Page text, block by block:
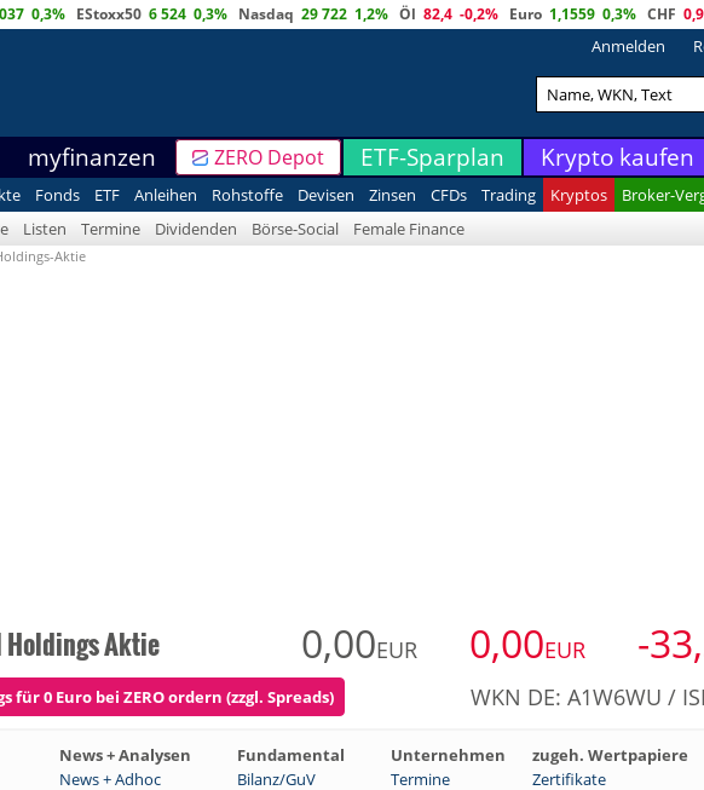
0,3% EStoxx50 6 524 0,3% Nasdaq 29 722 1,2% Öl 82,4 -0,2% Euro 1,1559 0,3% CHF
Anmelden
myfinanzen ZERO Depot ETF-Sparplan Krypto kaufen
Fonds ETF Anleihen Rohstoffe Devisen Zinsen CFDs Trading Kryptos Broker-
Listen Termine Dividenden Börse-Social Female Finance
Aktie
Aktie 0,00EUR 0,00EUR -
0 Euro bei ZERO ordern (zzgl. Spreads) WKN DE: A1W6WU /
News + Analysen Fundamental Unternehmen zugeh. Wertpapiere
News + Adhoc Bilanz/GuV Termine Zertifikate